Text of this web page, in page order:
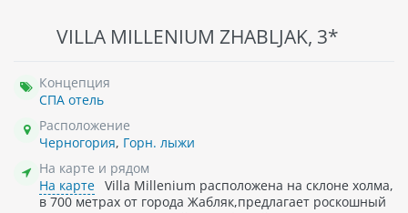
VILLA MILLENIUM ZHABLJAK, 3*
Концепция
СПА отель
Расположение
Черногория, Горн. лыжи
На карте и рядом
На карте Villa Millenium расположена на cклоне холма,
в 700 метрах от города Жабляк,предлагает роскошный